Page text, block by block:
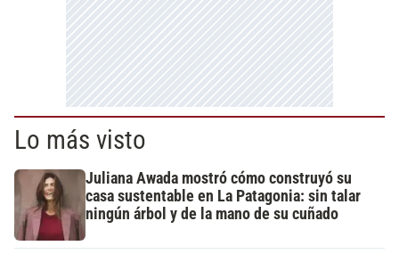
Lo más visto
Juliana Awada mostró cómo construyó su
casa sustentable en La Patagonia: sin talar
ningún árbol y de la mano de su cuñado